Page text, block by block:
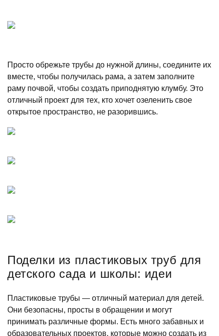
Просто обрежьте трубы до нужной длины, соедините их
вместе, чтобы получилась рама, а затем заполните
раму почвой, чтобы создать приподнятую клумбу. Это
отличный проект для тех, кто хочет озеленить свое
открытое пространство, не разорившись.
Поделки из пластиковых труб для
детского сада и школы: идеи
Пластиковые трубы — отличный материал для детей.
Они безопасны, просты в обращении и могут
принимать различные формы. Есть много забавных и
образовательных проектов, которые можно создать из